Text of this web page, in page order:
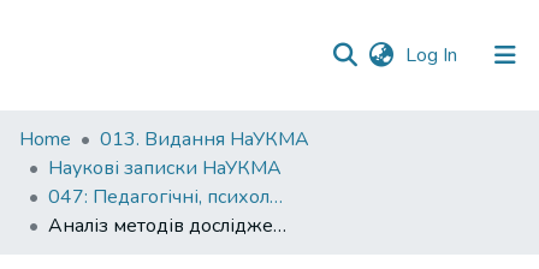
Log In (current)
Communities
&
Collections
Home
013. Видання НаУКМА
Наукові записки НаУКМА
047: Педагогічні, психологічні науки та соціальна робота
Аналіз методів дослідження організаційної культури професійно-освітніх середовищ